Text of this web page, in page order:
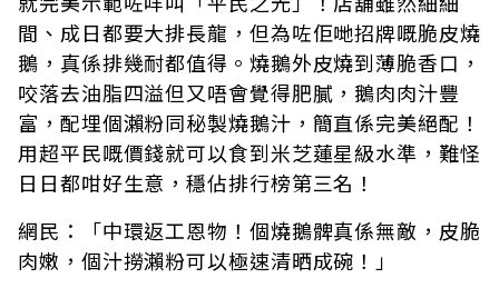
間、成日都要大排長龍，但為咗佢哋招牌嘅脆皮燒
鵝，真係排幾耐都值得。燒鵝外皮燒到薄脆香口，
咬落去油脂四溢但又唔會覺得肥膩，鵝肉肉汁豐
富，配埋個瀨粉同秘製燒鵝汁，簡直係完美絕配！
用超平民嘅價錢就可以食到米芝蓮星級水準，難怪
日日都咁好生意，穩佔排行榜第三名！
網民：「中環返工恩物！個燒鵝髀真係無敵，皮脆
肉嫩，個汁撈瀨粉可以極速清晒成碗！」